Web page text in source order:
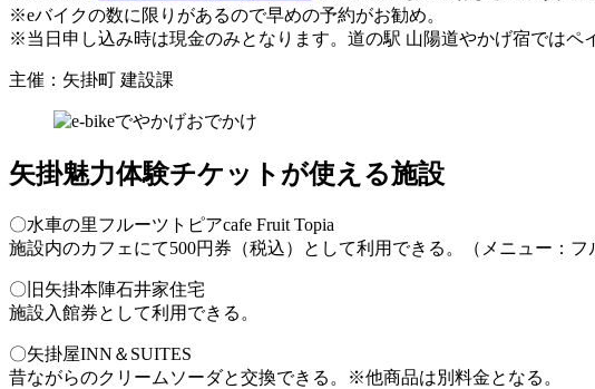
※eバイクの数に限りがあるので早めの予約がお勧め。
※当日申し込み時は現金のみとなります。道の駅 山陽道やかげ宿ではペ
主催：矢掛町 建設課
矢掛魅力体験チケットが使える施設
〇水車の里フルーツトピアcafe Fruit Topia
施設内のカフェにて500円券（税込）として利用できる。（メニュー：
〇旧矢掛本陣石井家住宅
施設入館券として利用できる。
〇矢掛屋INN＆SUITES
昔ながらのクリームソーダと交換できる。※他商品は別料金となる。